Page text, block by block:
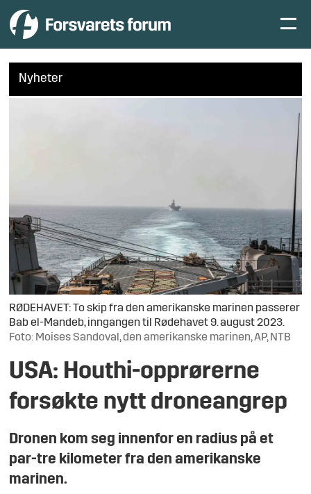
Nyheter
RØDEHAVET: To skip fra den amerikanske marinen passerer
Bab el-Mandeb, inngangen til Rødehavet 9. august 2023.
Foto: Moises Sandoval, den amerikanske marinen, AP, NTB
USA: Houthi-opprørerne
forsøkte nytt droneangrep
Dronen kom seg innenfor en radius på et
par-tre kilometer fra den amerikanske
marinen.